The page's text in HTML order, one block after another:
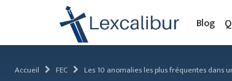
Blog
Accueil FEC Les 10 anomalies les plus fréquentes dans